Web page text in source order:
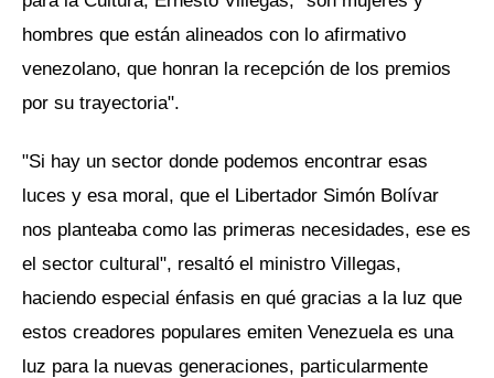
hombres que están alineados con lo afirmativo
venezolano, que honran la recepción de los premios
por su trayectoria".
"Si hay un sector donde podemos encontrar esas
luces y esa moral, que el Libertador Simón Bolívar
nos planteaba como las primeras necesidades, ese es
el sector cultural", resaltó el ministro Villegas,
haciendo especial énfasis en qué gracias a la luz que
estos creadores populares emiten Venezuela es una
luz para la nuevas generaciones, particularmente